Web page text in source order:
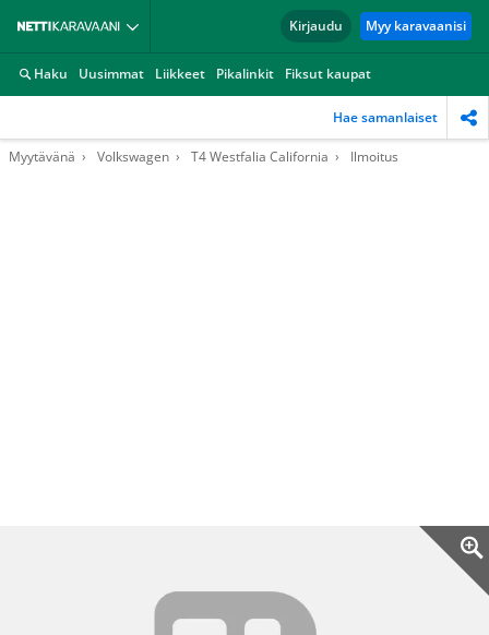
Kirjaudu Myy karavaanisi
Haku Uusimmat Liikkeet Pikalinkit Fiksut kaupat
Hae samanlaiset
Myytävänä Volkswagen T4 Westfalia California Ilmoitus